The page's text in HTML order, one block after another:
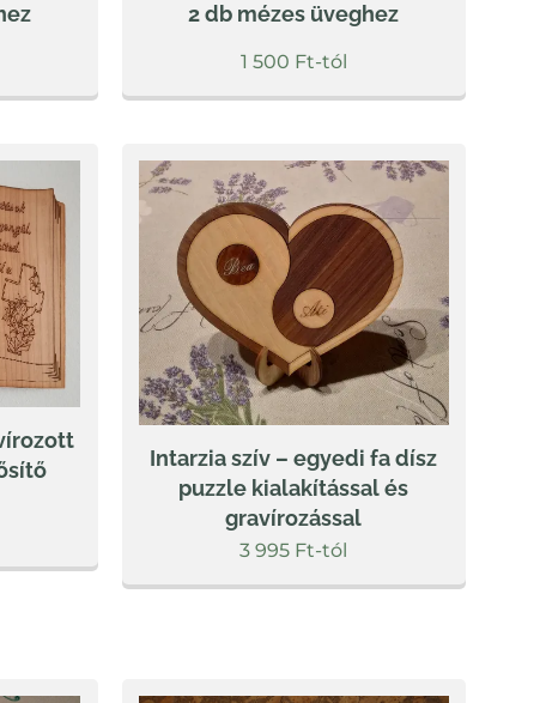
2 db mézes üveghez
1 500 Ft-tól
Intarzia szív – egyedi fa dísz
puzzle kialakítással és
gravírozással
3 995 Ft-tól